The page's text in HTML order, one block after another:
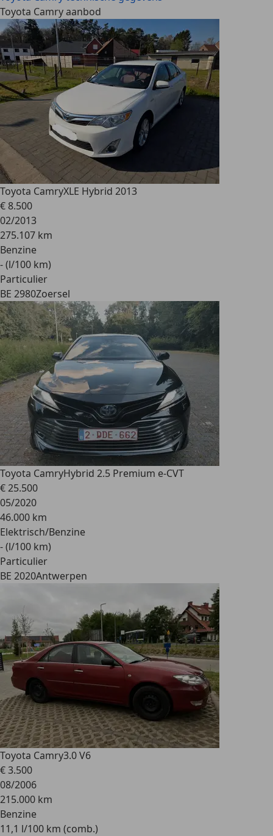
Toyota Camry aanbod
Toyota CamryXLE Hybrid 2013
€ 8.500
02/2013
275.107 km
Benzine
- (l/100 km)
Particulier
BE 2980Zoersel
Toyota CamryHybrid 2.5 Premium e-CVT
€ 25.500
05/2020
46.000 km
Elektrisch/Benzine
- (l/100 km)
Particulier
BE 2020Antwerpen
Toyota Camry3.0 V6
€ 3.500
08/2006
215.000 km
Benzine
11,1 l/100 km (comb.)